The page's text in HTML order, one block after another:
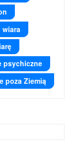
wiara
psychiczne
poza Ziemią